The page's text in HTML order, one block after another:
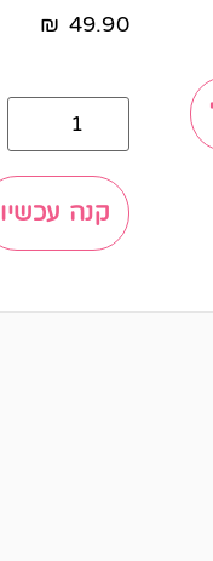
49.90
₪
קנה עכשיו